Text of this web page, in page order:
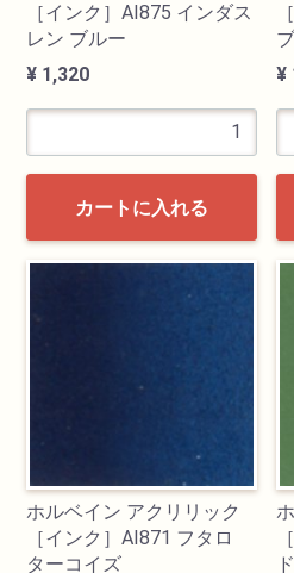
［インク］AI875 インダス
レン ブルー
¥ 1,320
カートに入れる
¥
ホルベイン アクリリック
［インク］AI871 フタロ
ターコイズ